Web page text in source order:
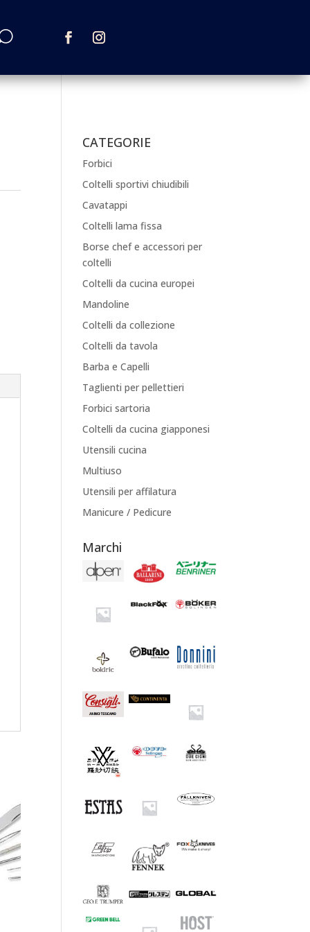
CATEGORIE
Forbici
Coltelli sportivi chiudibili
Cavatappi
Coltelli lama fissa
Borse chef e accessori per
coltelli
Coltelli da cucina europei
Mandoline
Coltelli da collezione
Coltelli da tavola
Barba e Capelli
Taglienti per pellettieri
Forbici sartoria
Coltelli da cucina giapponesi
Utensili cucina
Multiuso
Utensili per affilatura
Manicure / Pedicure
Marchi